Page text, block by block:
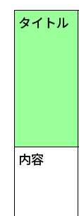
タイトル
内容